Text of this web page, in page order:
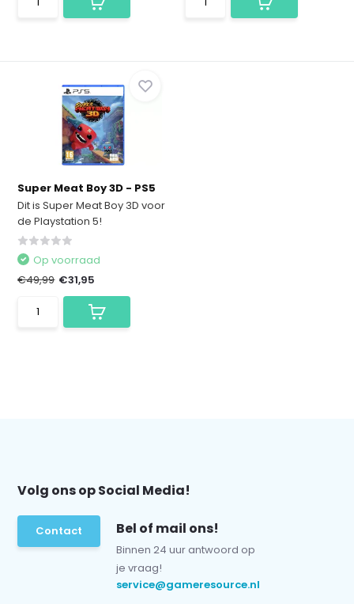
Super Meat Boy 3D - PS5
Dit is Super Meat Boy 3D voor
de Playstation 5!
Op voorraad
€49,99 €31,95
Volg ons op Social Media!
Contact Bel of mail ons!
Binnen 24 uur antwoord op
je vraag!
service@gameresource.nl